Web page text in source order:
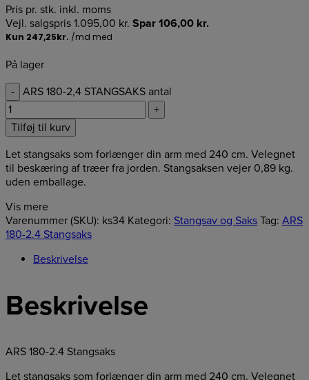
Pris pr. stk. inkl. moms
Vejl. salgspris 1.095,00 kr. Spar 106,00 kr.
På lager
- ARS 180-2,4 STANGSAKS antal
+
Tilføj til kurv
Let stangsaks som forlænger din arm med 240 cm. Velegnet
til beskæring af træer fra jorden. Stangsaksen vejer 0,89 kg.
uden emballage.
Vis mere
Varenummer (SKU): ks34 Kategori: Stangsav og Saks Tag: ARS
180-2.4 Stangsaks
Beskrivelse
Beskrivelse
ARS 180-2.4 Stangsaks
Let stangsaks som forlænger din arm med 240 cm. Velegnet